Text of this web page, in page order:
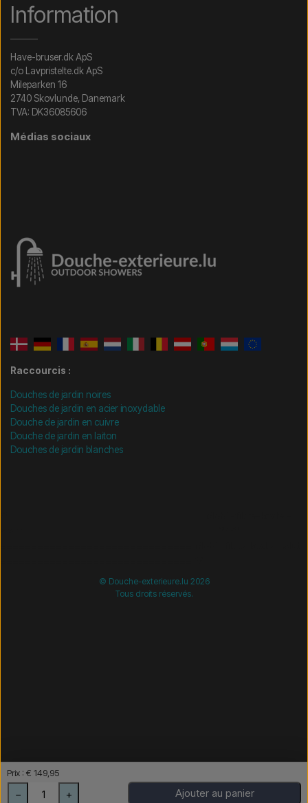
Prix : € 149,95
− + Ajouter au panier
Information
Have-bruser.dk ApS
c/o Lavpristelte.dk ApS
Mileparken 16
2740 Skovlunde, Danemark
TVA: DK36085606
Médias sociaux
Raccourcis :
Douches de jardin noires
Douches de jardin en acier inoxydable
Douche de jardin en cuivre
Douche de jardin en laiton
Douches de jardin blanches
© Douche-exterieure.lu 2026
Tous droits réservés.